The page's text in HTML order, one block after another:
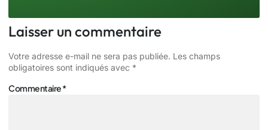
Laisser un commentaire
Votre adresse e-mail ne sera pas publiée. Les champs
obligatoires sont indiqués avec *
Commentaire*